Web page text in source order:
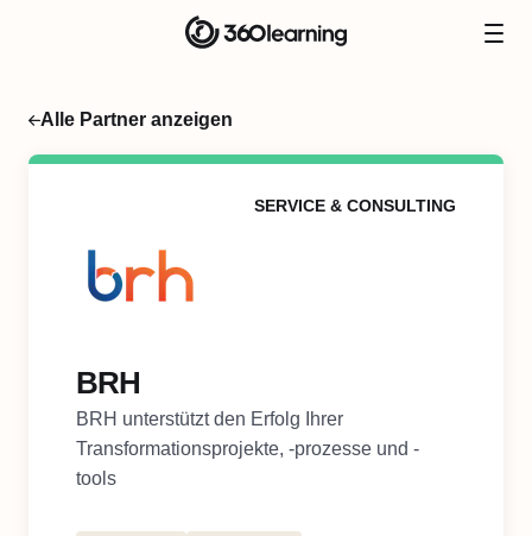
Alle Partner anzeigen
SERVICE & CONSULTING
BRH
BRH unterstützt den Erfolg Ihrer
Transformationsprojekte, -prozesse und -
tools